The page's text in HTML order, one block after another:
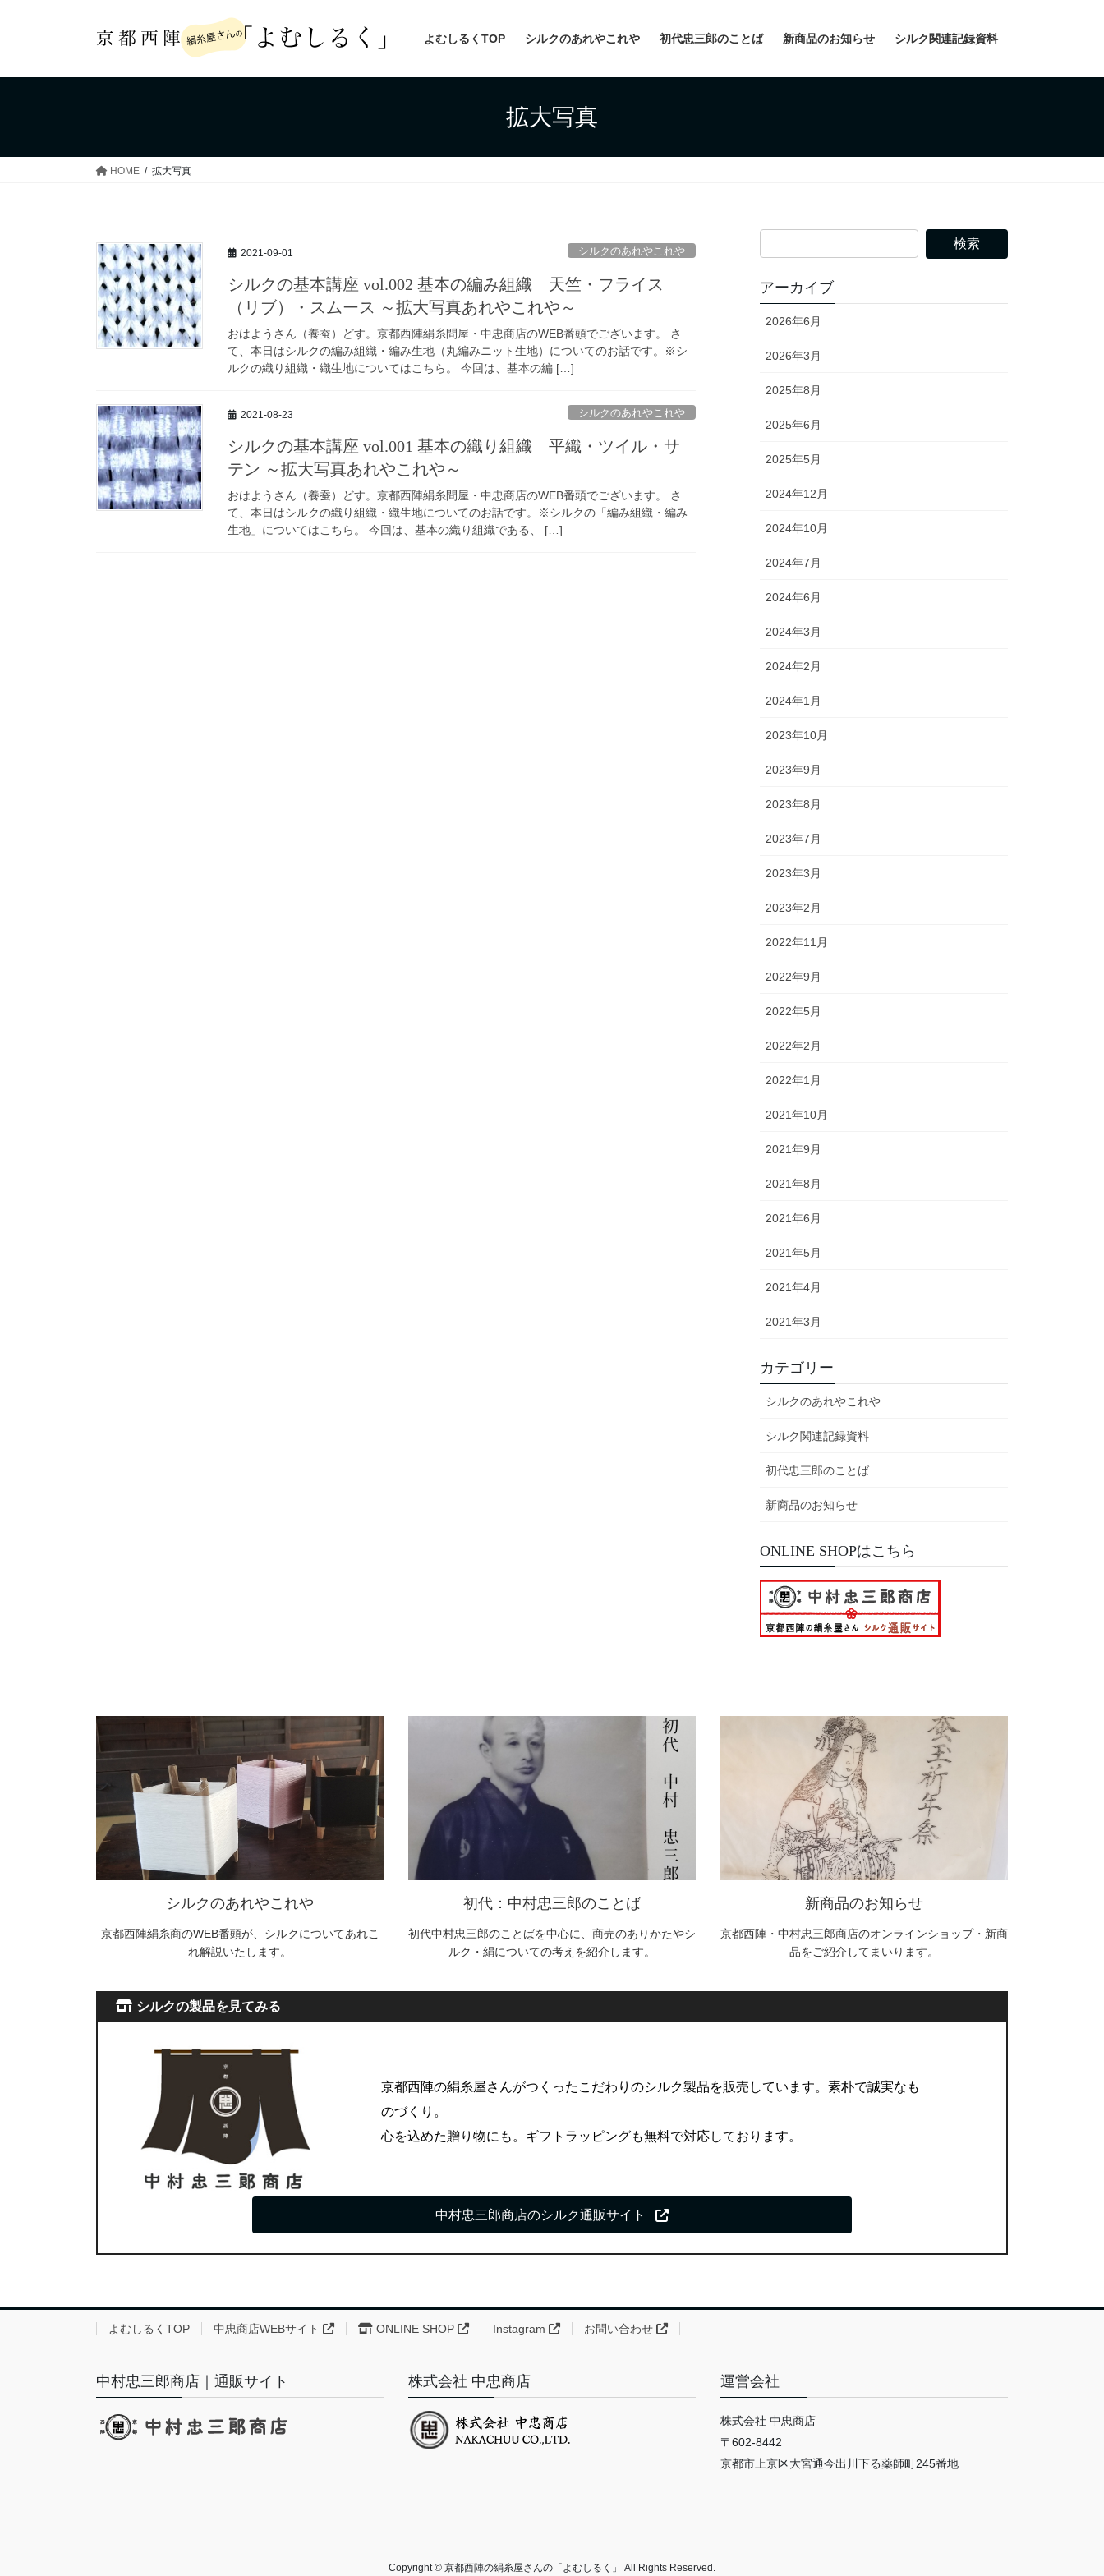
よむしるくTOP シルクのあれやこれや 初代忠三郎のことば 新商品のお知らせ シルク関連記録資料
拡大写真
HOME 拡大写真
2021-09-01 シルクのあれやこれや
シルクの基本講座 vol.002 基本の編み組織 天竺・フライス
（リブ）・スムース ～拡大写真あれやこれや～
おはようさん（養蚕）どす。京都西陣絹糸問屋・中忠商店のWEB番頭でございます。 さ
て、本日はシルクの編み組織・編み生地（丸編みニット生地）についてのお話です。※シ
ルクの織り組織・織生地についてはこちら。 今回は、基本の編 […]
2021-08-23 シルクのあれやこれや
シルクの基本講座 vol.001 基本の織り組織 平織・ツイル・サ
テン ～拡大写真あれやこれや～
おはようさん（養蚕）どす。京都西陣絹糸問屋・中忠商店のWEB番頭でございます。 さ
て、本日はシルクの織り組織・織生地についてのお話です。※シルクの「編み組織・編み
生地」についてはこちら。 今回は、基本の織り組織である、 […]
アーカイブ
2026年6月
2026年3月
2025年8月
2025年6月
2025年5月
2024年12月
2024年10月
2024年7月
2024年6月
2024年3月
2024年2月
2024年1月
2023年10月
2023年9月
2023年8月
2023年7月
2023年3月
2023年2月
2022年11月
2022年9月
2022年5月
2022年2月
2022年1月
2021年10月
2021年9月
2021年8月
2021年6月
2021年5月
2021年4月
2021年3月
カテゴリー
シルクのあれやこれや
シルク関連記録資料
初代忠三郎のことば
新商品のお知らせ
ONLINE SHOPはこちら
シルクのあれやこれや
京都西陣絹糸商のWEB番頭が、シルクについてあれこ
れ解説いたします。
初代：中村忠三郎のことば
初代中村忠三郎のことばを中心に、商売のありかたやシ
ルク・絹についての考えを紹介します。
新商品のお知らせ
京都西陣・中村忠三郎商店のオンラインショップ・新商
品をご紹介してまいります。
シルクの製品を見てみる
京都西陣の絹糸屋さんがつくったこだわりのシルク製品を販売しています。素朴で誠実なも
のづくり。
心を込めた贈り物にも。ギフトラッピングも無料で対応しております。
中村忠三郎商店のシルク通販サイト
よむしるくTOP 中忠商店WEBサイト ONLINE SHOP Instagram お問い合わせ
中村忠三郎商店｜通販サイト 株式会社 中忠商店 運営会社
株式会社 中忠商店
〒602-8442
京都市上京区大宮通今出川下る薬師町245番地
Copyright © 京都西陣の絹糸屋さんの「よむしるく」 All Rights Reserved.